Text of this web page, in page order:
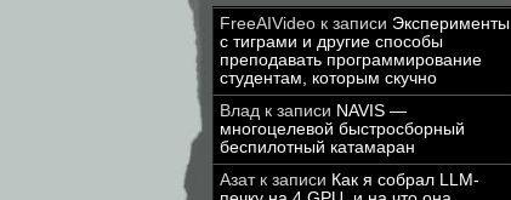
FreeAIVideo к записи Эксперименты
с тиграми и другие способы
преподавать программирование
студентам, которым скучно
Влад к записи NAVIS —
многоцелевой быстросборный
беспилотный катамаран
Азатк записи Как я собрал LLM-